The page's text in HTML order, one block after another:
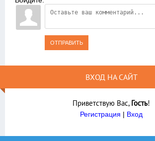
ОТПРАВИТЬ
ВХОД НА САЙТ
Приветствую Вас, Гость!
Регистрация | Вход